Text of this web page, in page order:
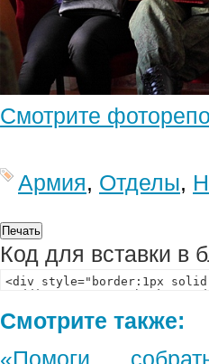
Смотрите
Армия, Отделы,
Код для вставки в
Смотрите также:
«Помоги